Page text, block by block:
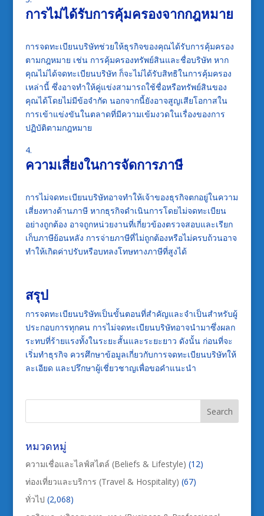
การไม่ได้รับการคุ้มครองจากกฎหมาย
การจดทะเบียนบริษัทช่วยให้ธุรกิจของคุณได้รับการคุ้มครอง
ตามกฎหมาย เช่น การคุ้มครองทรัพย์สินและชื่อบริษัท หาก
คุณไม่ได้จดทะเบียนบริษัท ก็จะไม่ได้รับสิทธิในการคุ้มครอง
เหล่านี้ ซึ่งอาจทำให้คู่แข่งสามารถใช้ชื่อหรือทรัพย์สินของ
คุณได้โดยไม่มีข้อจำกัด นอกจากนี้ยังอาจสูญเสียโอกาสใน
การเข้าแข่งขันในตลาดที่มีความเข้มงวดในเรื่องของการ
ปฏิบัติตามกฎหมาย
ความเสี่ยงในการจัดการภาษี
การไม่จดทะเบียนบริษัทอาจทำให้เจ้าของธุรกิจตกอยู่ในความ
เสี่ยงทางด้านภาษี หากธุรกิจดำเนินการโดยไม่จดทะเบียน
อย่างถูกต้อง อาจถูกหน่วยงานที่เกี่ยวข้องตรวจสอบและเรียก
เก็บภาษีย้อนหลัง การจ่ายภาษีที่ไม่ถูกต้องหรือไม่ครบถ้วนอาจ
ทำให้เกิดค่าปรับหรือบทลงโทษทางภาษีที่สูงได้
สรุป
การจดทะเบียนบริษัทเป็นขั้นตอนที่สำคัญและจำเป็นสำหรับผู้
ประกอบการทุกคน การไม่จดทะเบียนบริษัทอาจนำมาซึ่งผลก
ระทบที่ร้ายแรงทั้งในระยะสั้นและระยะยาว ดังนั้น ก่อนที่จะ
เริ่มทำธุรกิจ ควรศึกษาข้อมูลเกี่ยวกับการจดทะเบียนบริษัทให้
ละเอียด และปรึกษาผู้เชี่ยวชาญเพื่อขอคำแนะนำ
หมวดหมู่
ความเชื่อและไลฟ์สไตล์ (Beliefs & Lifestyle) (12)
ท่องเที่ยวและบริการ (Travel & Hospitality) (67)
ทั่วไป (2,068)